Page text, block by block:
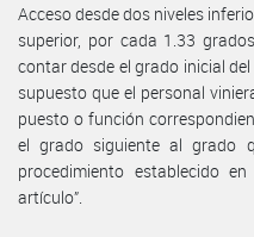
Acceso desde dos niveles
superior, por cada 1.33
contar desde el grado inicial
supuesto que el personal
puesto o función
el grado siguiente al grado
procedimiento establecido
artículo”.